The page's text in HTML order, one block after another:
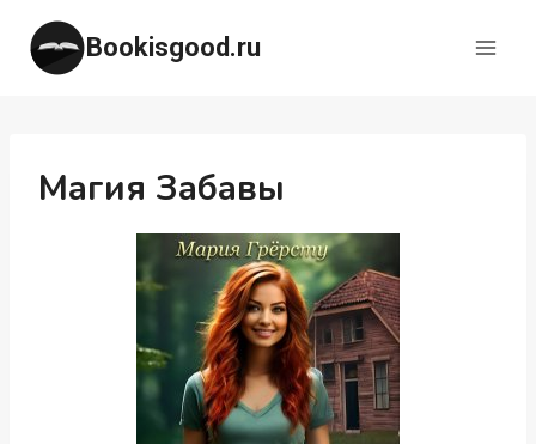
Перейти
содержимому
Bookisgood.ru
Магия Забавы